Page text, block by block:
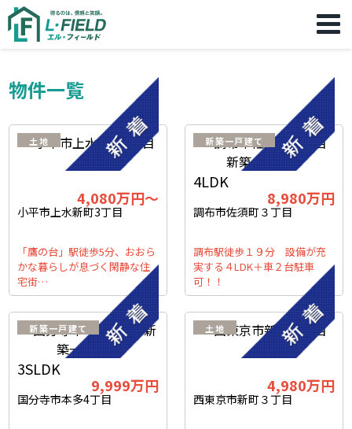
物件一覧
土地
4,080万円～
小平市上水新町3丁目
「鷹の台」駅徒歩5分、おおら
かな暮らしが息づく閑静な住
宅街…
新築一戸建て
4LDK
8,980万円
調布市佐須町３丁目
調布駅徒歩１９分 設備が充
実する４LDK＋車２台駐車
可！！
新築一戸建て
3SLDK
9,999万円
国分寺市本多4丁目
土地
4,980万円
西東京市新町３丁目